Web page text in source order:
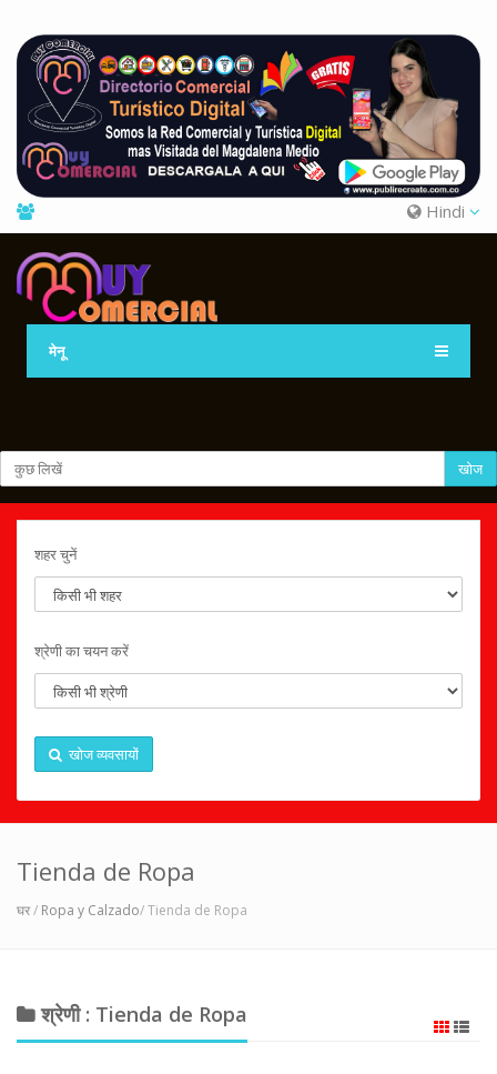
Hindi
मेनू
खोज
शहर चुनें
श्रेणी का चयन करें
खोज व्यवसायों
Tienda de Ropa
घर/ Ropa y Calzado/ Tienda de Ropa
श्रेणी : Tienda de Ropa